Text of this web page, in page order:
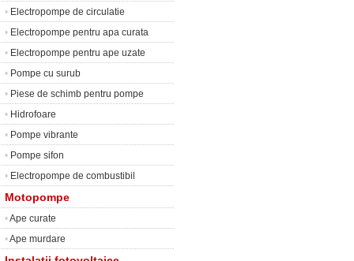
• Electropompe de circulatie
• Electropompe pentru apa curata
• Electropompe pentru ape uzate
• Pompe cu surub
• Piese de schimb pentru pompe
• Hidrofoare
• Pompe vibrante
• Pompe sifon
• Electropompe de combustibil
Motopompe
•Ape curate
•Ape murdare